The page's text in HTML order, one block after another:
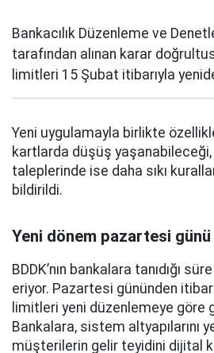
Bankacılık Düzenleme ve
tarafından alınan karar
limitleri 15 Şubat itibarıyla
Yeni uygulamayla birlikte
kartlarda düşüş yaşanabileceği,
taleplerinde ise daha sıkı
bildirildi.
Yeni dönem pazartesi günü
BDDK’nın bankalara tanıdığı
eriyor. Pazartesi gününden
limitleri yeni düzenlemeye göre
Bankalara, sistem altyapılarını
müşterilerin gelir teyidini dijital